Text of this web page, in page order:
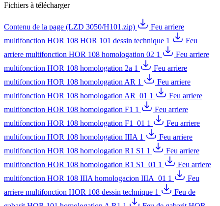
Fichiers à télécharger
Contenu de la page (LZD 3050/H101.zip)
Feu arriere
multifonction HOR 108 HOR 101 dessin technique 1
Feu
arriere multifonction HOR 108 homologation 02 1
Feu arriere
multifonction HOR 108 homologation 2a 1
Feu arriere
multifonction HOR 108 homologation AR 1
Feu arriere
multifonction HOR 108 homologation AR_01 1
Feu arriere
multifonction HOR 108 homologation F1 1
Feu arriere
multifonction HOR 108 homologation F1_01 1
Feu arriere
multifonction HOR 108 homologation IIIA 1
Feu arriere
multifonction HOR 108 homologation R1 S1 1
Feu arriere
multifonction HOR 108 homologation R1 S1_01 1
Feu arriere
multifonction HOR 108 IIIA homologacion IIIA_01 1
Feu
arriere multifonction HOR 108 dessin technique 1
Feu de